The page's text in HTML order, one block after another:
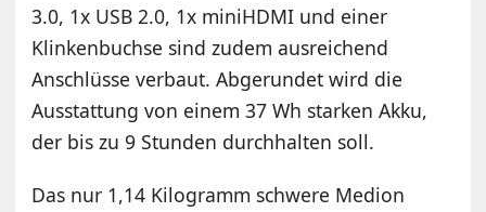
3.0, 1x USB 2.0, 1x miniHDMI und einer
Klinkenbuchse sind zudem ausreichend
Anschlüsse verbaut. Abgerundet wird die
Ausstattung von einem 37 Wh starken Akku,
der bis zu 9 Stunden durchhalten soll.
Das nur 1,14 Kilogramm schwere Medion